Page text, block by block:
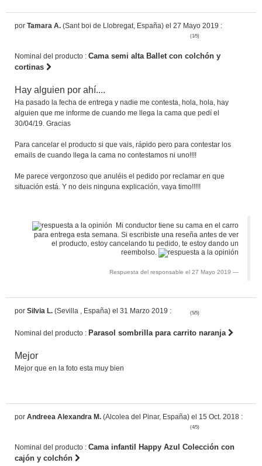
por Tamara A. (Sant boi de Llobregat, España) el 27 Mayo 2019 :
(1/5)
Nominal del producto : Cama semi alta Ballet con colchón y
cortinas
Hay alguien por ahí....
Ha pasado la fecha de entrega y nadie me contesta, hola, hola, hay
alguien que me informe de cuando me llega la cama que pedí el
30/04/19. Gracias
Para cancelar el producto si que vais, rápido pero para contestar los
emails de cuando llega la cama no contestamos ni uno!!!!
Me parece vergonzoso que anuléis el pedido por reclamar en que
situación está. Y no deis ninguna explicación, vaya timo!!!!!
Mi conductor tiene su cama en el carro
para entrega esta semana. Si escribiste una reseña antes de ver
el producto, estoy cancelando tu pedido, te estoy dando un
reembolso.
Respuesta del responsable el 27 Mayo 2019
por Silvia L. (Sevilla , España) el 31 Marzo 2019 : (5/5)
Nominal del producto : Parasol sombrilla para carrito naranja
Mejor
Mejor que en la foto esta muy bien
por Andreea Alexandra M. (Alcolea del Pinar, España) el 15 Oct. 2018 :
(4/5)
Nominal del producto : Cama infantil Happy Azul Colección con
cajón y colchón